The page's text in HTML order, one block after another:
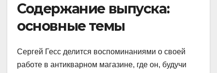
Содержание выпуска:
основные темы
Сергей Гесс делится воспоминаниями о своей
работе в антикварном магазине, где он, будучи